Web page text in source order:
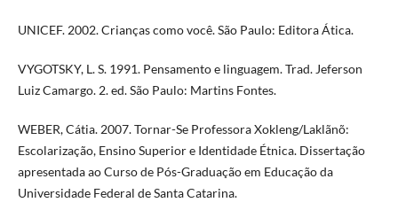
UNICEF. 2002. Crianças como você. São Paulo: Editora Ática.
VYGOTSKY, L. S. 1991. Pensamento e linguagem. Trad. Jeferson
Luiz Camargo. 2. ed. São Paulo: Martins Fontes.
WEBER, Cátia. 2007. Tornar-Se Professora Xokleng/Laklãnõ:
Escolarização, Ensino Superior e Identidade Étnica. Dissertação
apresentada ao Curso de Pós-Graduação em Educação da
Universidade Federal de Santa Catarina.